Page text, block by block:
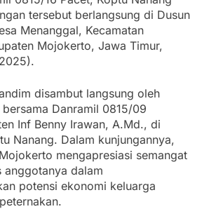
tersebut berlangsung di Dusun
Menanggal, Kecamatan
Mojokerto, Jawa Timur,
disambut langsung oleh
Danramil 0815/09
Inf Benny Irawan, A.Md., di
Nanang. Dalam kunjungannya,
mengapresiasi semangat
anggotanya dalam
potensi ekonomi keluarga